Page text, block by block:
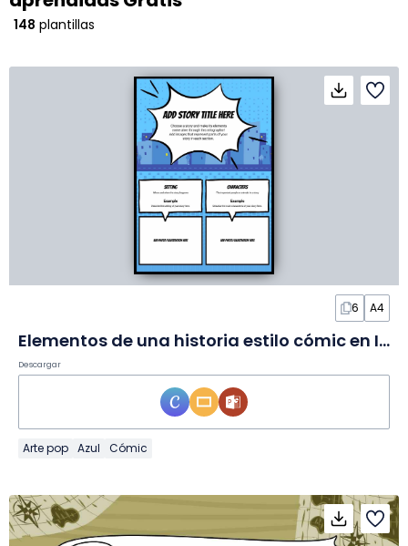
148 plantillas
6 A4
Elementos de una historia estilo cómic en Infografía
Descargar
Arte pop Azul Cómic